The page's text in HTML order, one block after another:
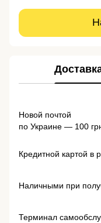
Новой почтой
по Украине — 100
Кредитной картой в
Наличными при
Терминал